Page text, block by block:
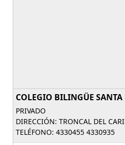
COLEGIO BILINGÜE SANTA
PRIVADO
DIRECCIÓN: TRONCAL DEL
TELÉFONO: 4330455 4330935